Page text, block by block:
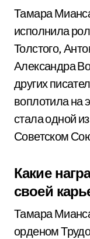
Тамара
исполнила
Толстого,
Александра
других
воплотила на
стала одной
Советском
Какие
своей
Тамара
орденом